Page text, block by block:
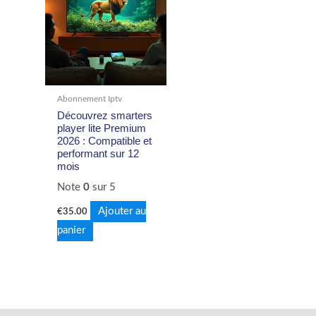
Abonnement Iptv
Découvrez smarters
player lite Premium
2026 : Compatible et
performant sur 12
mois
Note0 sur 5
€35.00
Ajouter au
panier